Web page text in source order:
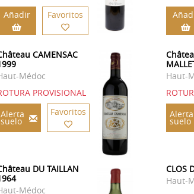
Añadir Favoritos
CAMENSAC
Médoc
PROVISIONAL
Alerta
suelo
Favoritos
Haut-
Alerta
suelo
DU TAILLAN
Médoc
CLOS
Haut-